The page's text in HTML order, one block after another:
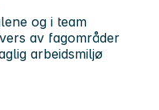
og i team
av fagområder
arbeidsmiljø